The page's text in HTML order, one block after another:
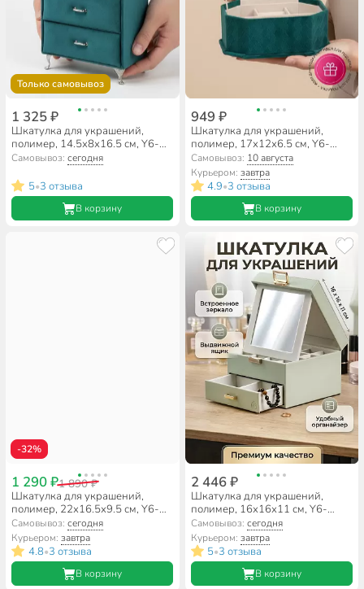
Только самовывоз
1 325 ₽
Шкатулка для украшений,
полимер, 14.5х8х16.5 см, Y6-
10590/A320035
Самовывоз:сегодня
5•3 отзыва
В корзину
949 ₽
Шкатулка для украшений,
полимер, 17х12х6.5 см, Y6-
10589/A320034
Самовывоз: 10 августа
Курьером: завтра
4.9•3 отзыва
В корзину
-32%
1 290 ₽1 890 ₽
Шкатулка для украшений,
полимер, 22х16.5х9.5 см, Y6-
10586/A320019
Самовывоз:сегодня
Курьером:завтра
4.8•3 отзыва
В корзину
2 446 ₽
Шкатулка для украшений,
полимер, 16х16х11 см, Y6-
10582/A320015
Самовывоз: сегодня
Курьером: завтра
5•3 отзыва
В корзину